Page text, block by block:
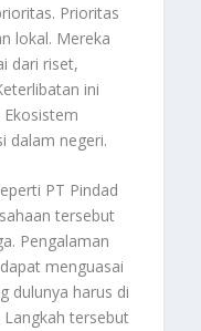
Prioritas
lokal. Mereka
dari riset,
ini
dalam negeri.
PT Pindad
tersebut
Pengalaman
menguasai
dulunya harus di
tersebut